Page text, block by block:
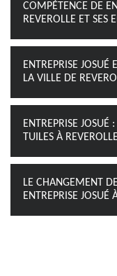
COMPÉTENCE DE
REVEROLLE ET SES
ENTREPRISE
LA VILLE DE
ENTREPRISE
TUILES À
LE CHANGEMENT
ENTREPRISE